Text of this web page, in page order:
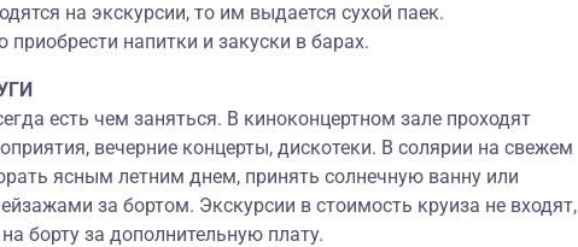
на экскурсии, то им выдается сухой паек.
напитки и закуски в барах.
есть чем заняться. В киноконцертном зале проходят
вечерние концерты, дискотеки. В солярии на свежем
ясным летним днем, принять солнечную ванну или
за бортом. Экскурсии в стоимость круиза не входят,
борту за дополнительную плату.